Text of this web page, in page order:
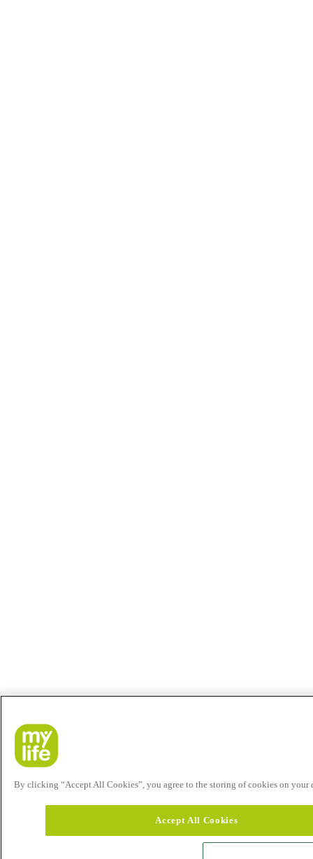
By clicking “Accept All Cookies”, you agree to the storing of cookies on your
Accept All Cookies